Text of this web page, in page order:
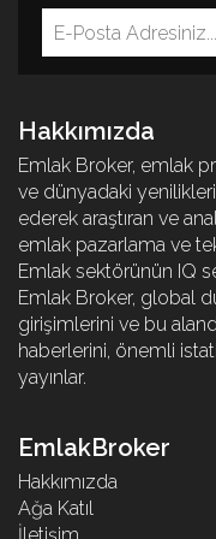
Hakkımızda
Emlak Broker, emlak
ve dünyadaki
ederek araştıran ve
emlak pazarlama ve
Emlak sektörünün IQ
Emlak Broker, global
girişimlerini ve bu
haberlerini, önemli
yayınlar.
EmlakBroker
Hakkımızda
Ağa Katıl